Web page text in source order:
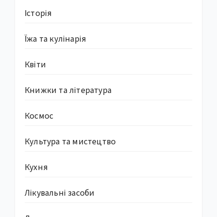
Історія
Їжа та кулінарія
Квіти
Книжки та література
Космос
Культура та мистецтво
Кухня
Лікувальні засоби